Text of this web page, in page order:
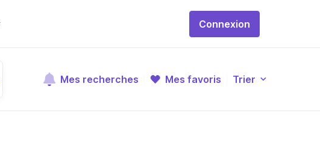
Connexion
Mes recherches Mes favoris Trier